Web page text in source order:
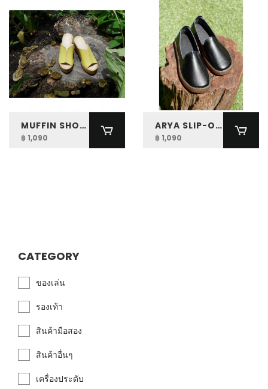
MUFFIN SHOES
฿ 1,090
ARYA SLIP-ON SHOES
฿ 1,090
CATEGORY
ของเล่น
รองเท้า
สินค้ามือสอง
สินค้าอื่นๆ
เครื่องประดับ